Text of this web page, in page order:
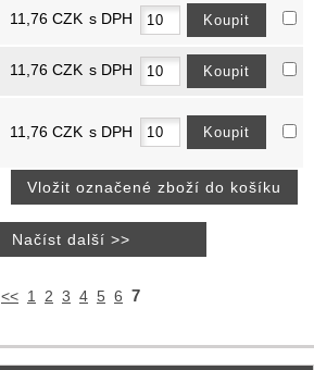
11,76 CZK s DPH
11,76 CZK s DPH
11,76 CZK s DPH
<< 1 2 3 4 5 6 7